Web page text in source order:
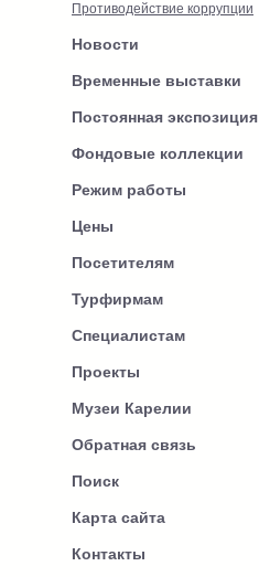
Противодействие коррупции
Новости
Временные выставки
Постоянная экспозиция
Фондовые коллекции
Режим работы
Цены
Посетителям
Турфирмам
Специалистам
Проекты
Музеи Карелии
Обратная связь
Поиск
Карта сайта
Контакты